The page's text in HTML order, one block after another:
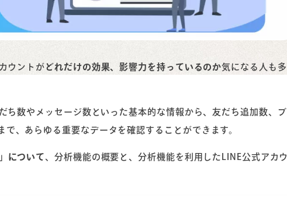
ウントがどれだけの効果、影響力を持っているのか気になる人も多
ち数やメッセージ数といった基本的な情報から、友だち追加数、ブ
、あらゆる重要なデータを確認することができます。
について 、分析機能の概要と、分析機能を利用したLINE公式アカウ